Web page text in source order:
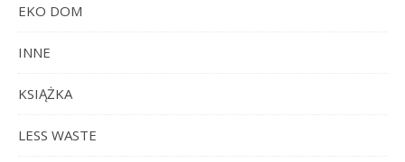
EKO DOM
INNE
KSIĄŻKA
LESS WASTE